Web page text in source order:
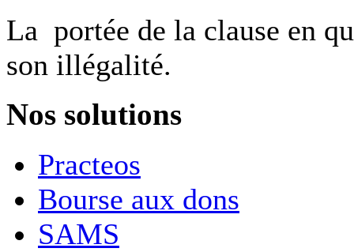
La portée de la clause en
son illégalité.
Nos solutions
Practeos
Bourse aux dons
SAMS